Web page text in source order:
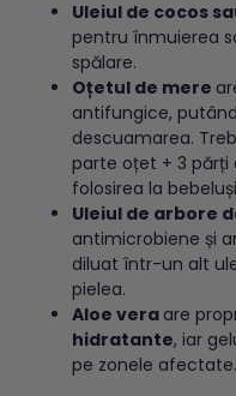
Uleiul de cocos
pentru înmuierea
spălare.
Oțetul de mere
antifungice,
descuamarea.
parte oțet + 3
folosirea la
Uleiul de arbore
antimicrobiene și
diluat într-un alt
pielea.
Aloe vera are
hidratante, iar
pe zonele afectate.